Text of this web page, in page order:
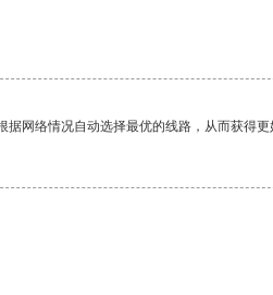
网络情况自动选择最优的线路，从而获得更